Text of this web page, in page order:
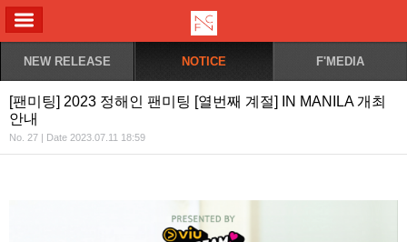
NEW RELEASE NOTICE F'MEDIA
[팬미팅] 2023 정해인 팬미팅 [열번째 계절] IN MANILA 개최
안내
No. 27 | Date 2023.07.11 18:59